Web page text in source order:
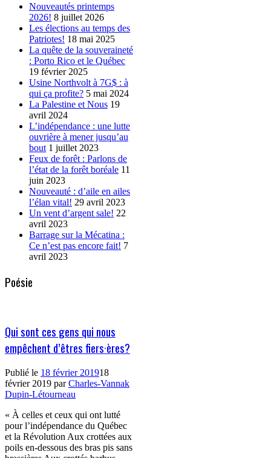
Nouveautés printemps
2026! 8 juillet 2026
Les élections au temps des
Patriotes! 18 mai 2025
La quête de la souveraineté
: Porto Rico et le Québec
19 février 2025
Usine Northvolt à 7G$ : à
qui ça profite? 5 mai 2024
La Palestine et Nous 19
avril 2024
L’indépendance : une lutte
ouvrière à mener jusqu’au
bout 1 juillet 2023
Feux de forêt : Parlons de
l’état de la forêt boréale 11
juin 2023
Nouveauté : d’aile en ailes
l’élan vital! 29 avril 2023
Un vent d’argent sale! 22
avril 2023
Barrage sur la Mécatina :
Ce n’est pas encore fait! 7
avril 2023
Poésie
Qui sont ces gens qui nous
empêchent d’êtres fiers·ères?
Publié le 18 février 201918
février 2019 parCharles-Vannak
Dupin-Létourneau
« À celles et ceux qui ont lutté
pour l’indépendance du Québec
et la Révolution Aux crottées aux
poils en-dessous des bras pis sans